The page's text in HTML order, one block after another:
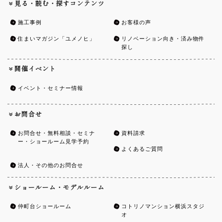
見る・読む・探すコンテンツ
施工事例 お客様の声
住まいマガジン「ユメノヒ」
リノベーション向き・済み物件
探し
開催イベント
イベント・セミナー情報
お問合せ
お問合せ・無料相談・セミナ
ー・ショールーム見学予約
資料請求
よくあるご質問
法人・その他のお問合せ
ショールーム・モデルルーム
仲町台ショールーム
コトリノマンション横浜スタジ
オ